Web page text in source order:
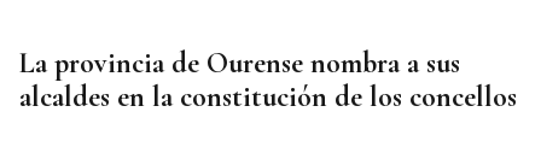
La provincia de Ourense nombra a sus
alcaldes en la constitución de los concellos